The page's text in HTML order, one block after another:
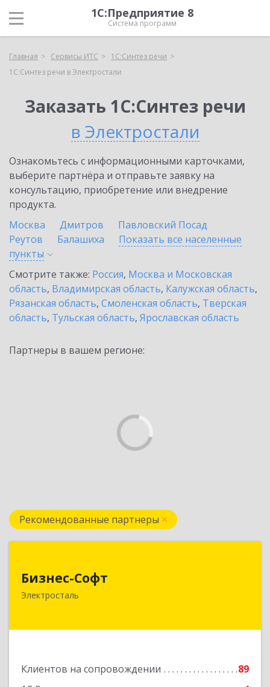
1С:Предприятие 8
Система программ
Главная Сервисы ИТС
1С:Синтез речи
1С:Синтез речи в Электростали
Заказать 1С:Синтез речи
в Электростали
Ознакомьтесь с информационными карточками,
выберите партнёра и отправьте заявку на
консультацию, приобретение или внедрение
продукта.
Москва
Дмитров
Павловский Посад
Реутов
Балашиха
Показать все населенные
пункты
Смотрите также: Россия, Москва и Московская
область, Владимирская область, Калужская область,
Рязанская область, Смоленская область, Тверская
область, Тульская область, Ярославская область
Партнеры в вашем регионе:
Рекомендованные партнеры
Бизнес-Софт
Электросталь
Клиентов на сопровождении
89
144000, Московская обл, Электросталь г, Карла
Подробнее